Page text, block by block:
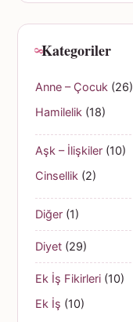
Kategoriler
Anne – Çocuk (26)
Hamilelik (18)
Aşk – İlişkiler (10)
Cinsellik (2)
Diğer (1)
Diyet (29)
Ek İş Fikirleri (10)
Ek İş (10)